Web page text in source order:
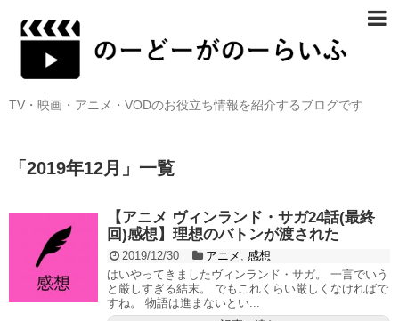
TV・映画・アニメ・VODのお役立ち情報を紹介するブログです
「 2019年12月 」 一覧
【アニメ ヴィンランド・サガ24話(最終
回)感想】理想のバトンが渡された
2019/12/30 アニメ , 感想
はいやってきましたヴィンランド・サガ。 一言でいう
と厳しすぎる結末。 でもこれくらい厳しくなければで
すね。 物語は進まないとい...